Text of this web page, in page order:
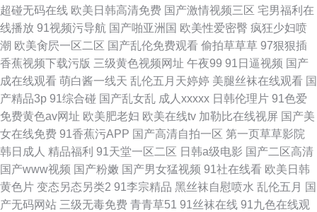
超碰无码在线 欧美日韩高清免费 国产激情视频三区 宅男福利在
线播放 91视频污导航 国产啪亚洲国 欧美性爱密臀 疯狂少妇喷
潮 欧美肏屄一区二区 国产乱伦免费观看 偷拍草草草 97狠狠插
香蕉视频下载污版 三级黄色视频网址 午夜99 91日逼视频 国产
成在线观看 萌白酱一线天 乱伦五月天婷婷 美腿丝袜在线观看 国
产精品3p 91综合碰 国产乱女乱 成人xxxxx 日韩伦理片 91色爱
免费黄色av网址 欧美肥老妇 欧美在线tv 加勒比在线视屏 国产美
女在线免费 91香蕉污APP 国产高清自拍一区 第一页草草影院
韩日成人 精品福利 91天堂一区二区 日韩a级电影 国产二区高清
国产www视频 国产粉嫩 国产男女猛视频 91社在线看 欧美日韩
黄色片 变态另态另类2 91李宗精品 黑丝袜自慰喷水 乱伦五月 国
产无码网站 三级无毒免费 青青草51 91丝袜在线 91九色在线观